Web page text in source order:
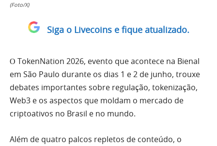
(Foto/X)
Siga o Livecoins e fique atualizado.
Ο TokenNation 2026, evento que acontece na Bienal
em São Paulo durante os dias 1 e 2 de junho, trouxe
debates importantes sobre regulação, tokenização,
Web3 e os aspectos que moldam o mercado de
criptoativos no Brasil e no mundo.
Além de quatro palcos repletos de conteúdo, o